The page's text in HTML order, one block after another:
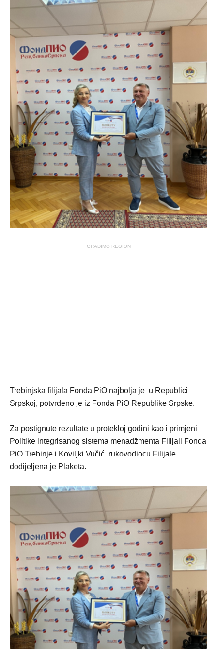
GRADIMO REGION
Trebinjska filijala Fonda PiO najbolja je u Republici
Srpskoj, potvrđeno je iz Fonda PiO Republike Srpske.
Za postignute rezultate u protekloj godini kao i primjeni
Politike integrisanog sistema menadžmenta Filijali Fonda
PiO Trebinje i Koviljki Vučić, rukovodiocu Filijale
dodijeljena je Plaketa.